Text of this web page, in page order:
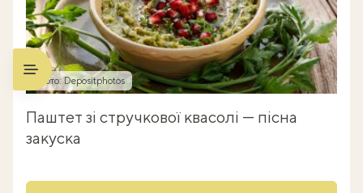
Фото: Depositphotos
Паштет зі стручкової квасолі — пісна
закуска